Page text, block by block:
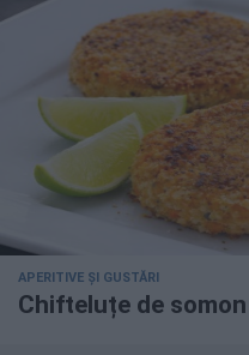
APERITIVE ȘI GUSTĂRI
Chifteluțe de